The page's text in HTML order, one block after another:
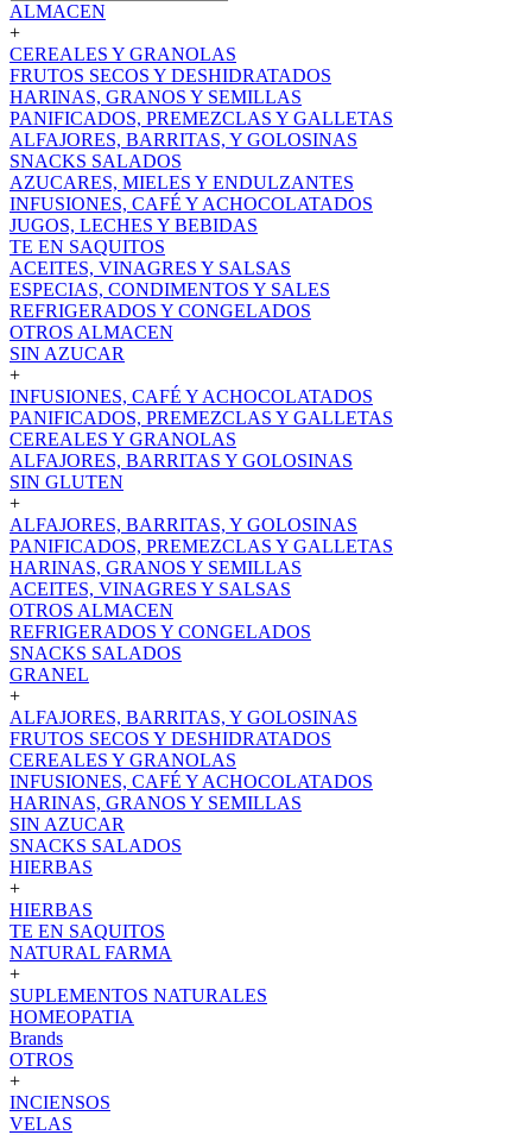
ALMACEN
+
CEREALES Y GRANOLAS
FRUTOS SECOS Y DESHIDRATADOS
HARINAS, GRANOS Y SEMILLAS
PANIFICADOS, PREMEZCLAS Y GALLETAS
ALFAJORES, BARRITAS, Y GOLOSINAS
SNACKS SALADOS
AZUCARES, MIELES Y ENDULZANTES
INFUSIONES, CAFÉ Y ACHOCOLATADOS
JUGOS, LECHES Y BEBIDAS
TE EN SAQUITOS
ACEITES, VINAGRES Y SALSAS
ESPECIAS, CONDIMENTOS Y SALES
REFRIGERADOS Y CONGELADOS
OTROS ALMACEN
SIN AZUCAR
+
INFUSIONES, CAFÉ Y ACHOCOLATADOS
PANIFICADOS, PREMEZCLAS Y GALLETAS
CEREALES Y GRANOLAS
ALFAJORES, BARRITAS Y GOLOSINAS
SIN GLUTEN
+
ALFAJORES, BARRITAS, Y GOLOSINAS
PANIFICADOS, PREMEZCLAS Y GALLETAS
HARINAS, GRANOS Y SEMILLAS
ACEITES, VINAGRES Y SALSAS
OTROS ALMACEN
REFRIGERADOS Y CONGELADOS
SNACKS SALADOS
GRANEL
+
ALFAJORES, BARRITAS, Y GOLOSINAS
FRUTOS SECOS Y DESHIDRATADOS
CEREALES Y GRANOLAS
INFUSIONES, CAFÉ Y ACHOCOLATADOS
HARINAS, GRANOS Y SEMILLAS
SIN AZUCAR
SNACKS SALADOS
HIERBAS
+
HIERBAS
TE EN SAQUITOS
NATURAL FARMA
+
SUPLEMENTOS NATURALES
HOMEOPATIA
Brands
OTROS
+
INCIENSOS
VELAS